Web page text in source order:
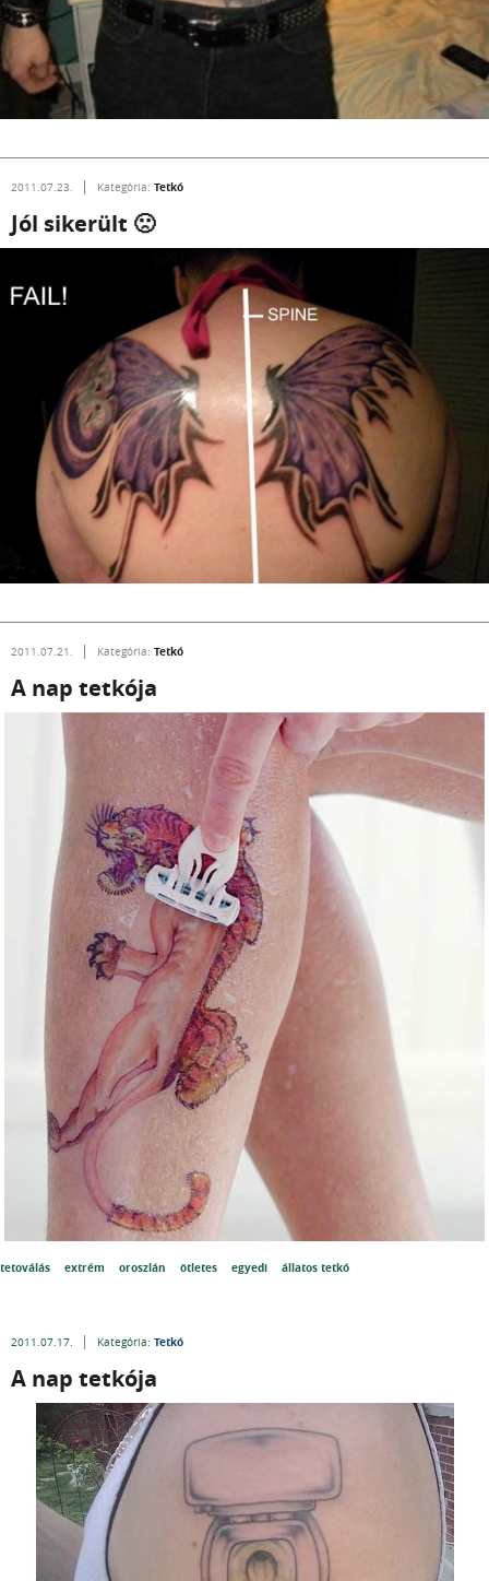
2011.07.23. Kategória: Tetkó
Jól sikerült 🙁
2011.07.21. Kategória: Tetkó
A nap tetkója
tetoválás extrém oroszlán ötletes egyedi állatos tetkó
2011.07.17. Kategória: Tetkó
A nap tetkója